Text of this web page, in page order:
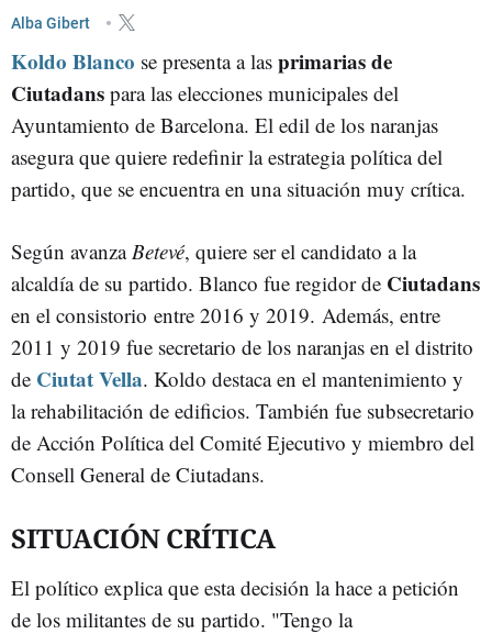
AYUNTAMIENTO DE BARCELONA
Alba Gibert
Koldo Blanco se presenta a las primarias de
Ciutadans para las elecciones municipales del
Ayuntamiento de Barcelona. El edil de los naranjas
asegura que quiere redefinir la estrategia política del
partido, que se encuentra en una situación muy crítica.
Según avanzaBetevé, quiere ser el candidato a la
alcaldía de su partido. Blanco fue regidor de Ciutadans
en el consistorio entre 2016 y 2019. Además, entre
2011 y 2019 fue secretario de los naranjas en el distrito
de Ciutat Vella. Koldo destaca en el mantenimiento y
la rehabilitación de edificios. También fue subsecretario
de Acción Política del Comité Ejecutivo y miembro del
Consell General de Ciutadans.
SITUACIÓN CRÍTICA
El político explica que esta decisión la hace a petición
de los militantes de su partido. "Tengo la